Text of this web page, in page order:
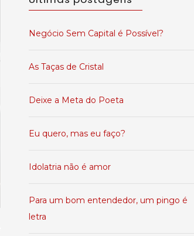
Negócio Sem Capital é Possível?
As Taças de Cristal
Deixe a Meta do Poeta
Eu quero, mas eu faço?
Idolatria não é amor
Para um bom entendedor, um pingo é
letra